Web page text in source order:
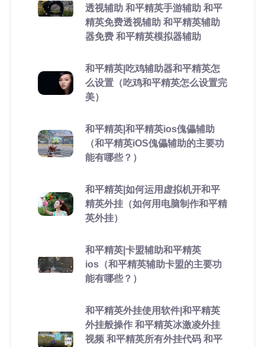
透视辅助 和平精英手游辅助 和平
精英免费透视辅助 和平精英辅助
器免费 和平精英模拟器辅助
和平精英|吃鸡辅助器和平精英怎
么设置（吃鸡和平精英怎么设置完
美）
和平精英|和平精英ios傀儡辅助
（和平精英iOS傀儡辅助的主要功
能有哪些？）
和平精英|如何运用虚拟机开和平
精英外挂（如何用电脑制作和平精
英外挂）
和平精英|卡盟辅助和平精英
ios（和平精英辅助卡盟的主要功
能有哪些？）
和平精英外挂使用软件|和平精英
外挂般操作 和平精英冰激凌外挂
视频 和平精英所有外挂代码 和平